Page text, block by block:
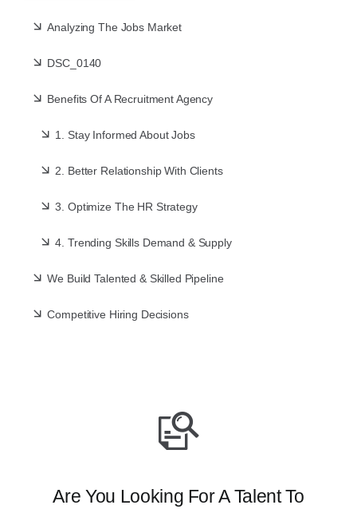
Analyzing The Jobs Market
DSC_0140
Benefits Of A Recruitment Agency
1. Stay Informed About Jobs
2. Better Relationship With Clients
3. Optimize The HR Strategy
4. Trending Skills Demand & Supply
We Build Talented & Skilled Pipeline
Competitive Hiring Decisions
Are You Looking For A Talent To